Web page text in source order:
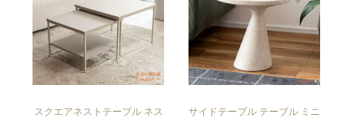
スクエアネストテーブル ネス
サイドテーブル テーブル ミニ